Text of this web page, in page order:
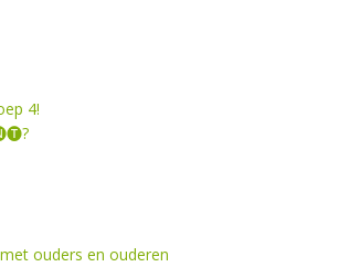
4!
ouders en ouderen